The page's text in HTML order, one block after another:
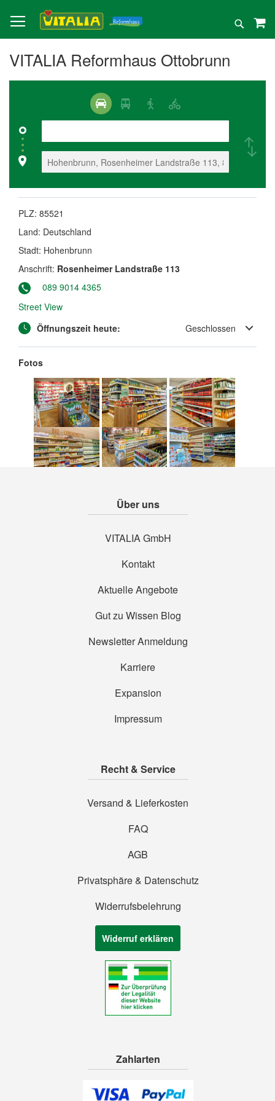
zum
Inhalt
Suche
VITALIA Reformhaus Ottobrunn
PLZ: 85521
Land: Deutschland
Stadt: Hohenbrunn
Anschrift: Rosenheimer Landstraße 113
089 9014 4365
Street View
Öffnungszeit heute:
Geschlossen
Fotos
Über uns
VITALIA GmbH
Kontakt
Aktuelle Angebote
Gut zu Wissen Blog
Newsletter Anmeldung
Karriere
Expansion
Impressum
Recht & Service
Versand & Lieferkosten
FAQ
AGB
Privatsphäre & Datenschutz
Widerrufsbelehrung
Widerruf erklären
Zahlarten